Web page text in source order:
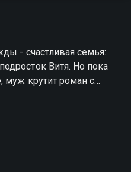
- счастливая семья:
Витя. Но пока
муж крутит роман с